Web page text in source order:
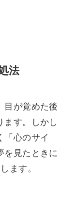
法
目が覚めた後
ます。しかし
「心のサイ
を見たときに
ます。